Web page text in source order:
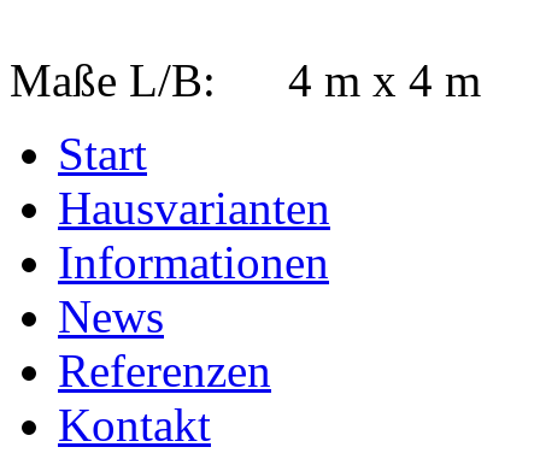
Maße L/B: 4 m x 4 m
Start
Hausvarianten
Informationen
News
Referenzen
Kontakt